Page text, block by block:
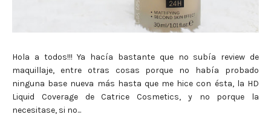
Hola a todos!!! Ya hacía bastante que no subía review de
maquillaje, entre otras cosas porque no había probado
ninguna base nueva más hasta que me hice con ésta, la HD
Liquid Coverage de Catrice Cosmetics, y no porque la
necesitase, si no...